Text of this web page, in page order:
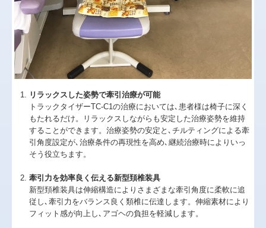
リラックスした姿勢で牽引治療が可能
トラックタイザーTC-C1の治療においては､患者様は椅子に深く
もたれるだけ。リラックスしながらも安定した治療姿勢を維持
することができます。治療姿勢の安定と､チルティングによる牽
引角度設定が､治療条件の再現性を高め､継続治療時によりいっ
そう役立ちます。
牽引力を効率良く伝える新型頚椎装具
新型頚椎装具は伸縮構造によりさまざまな牽引角度に柔軟に追
従し､牽引力をバランス良く類椎に伝達します。伸縮素材により
フィット感が向上し､アゴヘの負担を軽減します。